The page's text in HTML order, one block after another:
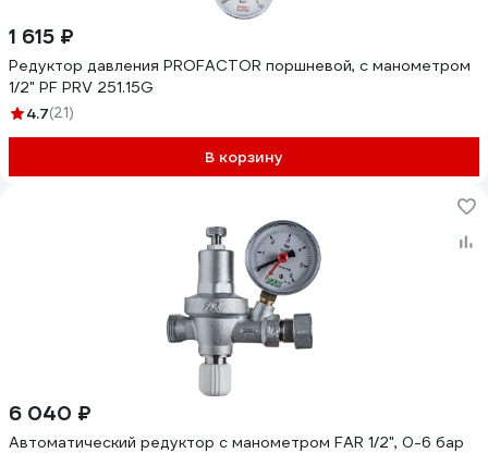
1 615 ₽
Редуктор давления PROFACTOR поршневой, c манометром
1/2" PF PRV 251.15G
4.7(21)
В корзину
6 040 ₽
Автоматический редуктор с манометром FAR 1/2", 0-6 бар